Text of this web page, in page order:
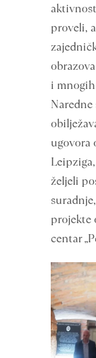
proveli,
i
ugovora
željeli
projekte
centar